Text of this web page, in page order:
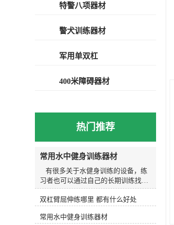
特警八项器材
警犬训练器材
军用单双杠
400米障碍器材
热门推荐
常用水中健身训练器材
有很多关于水健身训练的设备，练
习者也可以通过自己的长期训练找到
和发明适合自己的水训练设备。今天
主要介绍以下设备，可根据实际水训
滑鞋 游泳池底部很滑，可以穿防滑
双杠臂屈伸练哪里 都有什么好处
常用水中健身训练器材